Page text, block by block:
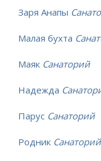
Заря Анапы
Малая бухта
Маяк Санаторий
Надежда
Парус Санаторий
Родник Санаторий